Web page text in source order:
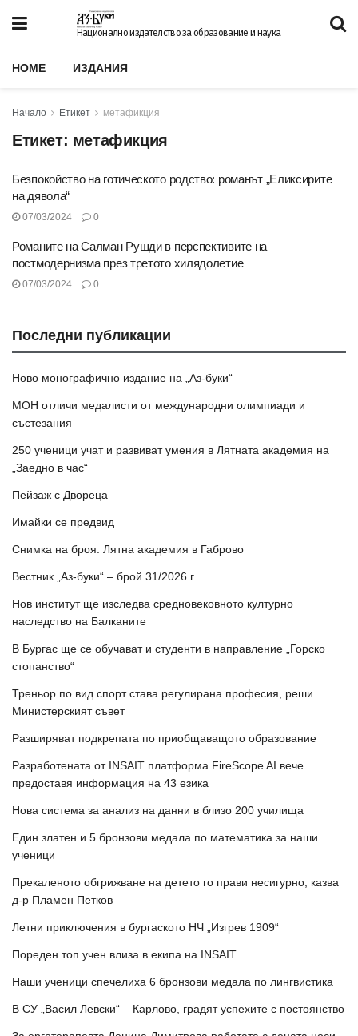
Национално издателство за образование и наука
HOME ИЗДАНИЯ
Начало Етикет метафикция
Етикет: метафикция
Безпокойство на готическото родство: романът „Еликсирите
на дявола“
07/03/2024 0
Романите на Салман Рушди в перспективите на
постмодернизма през третото хилядолетие
07/03/2024 0
Последни публикации
Ново монографично издание на „Аз-буки“
МОН отличи медалисти от международни олимпиади и
състезания
250 ученици учат и развиват умения в Лятната академия на
„Заедно в час“
Пейзаж с Двореца
Имайки се предвид
Снимка на броя: Лятна академия в Габрово
Вестник „Аз-буки“ – брой 31/2026 г.
Нов институт ще изследва средновековното културно
наследство на Балканите
В Бургас ще се обучават и студенти в направление „Горско
стопанство“
Треньор по вид спорт става регулирана професия, реши
Министерският съвет
Разширяват подкрепата по приобщаващото образование
Разработената от INSAIT платформа FireScope AI вече
предоставя информация на 43 езика
Нова система за анализ на данни в близо 200 училища
Един златен и 5 бронзови медала по математика за наши
ученици
Прекаленото обгрижване на детето го прави несигурно, казва
д-р Пламен Петков
Летни приключения в бургаското НЧ „Изгрев 1909“
Пореден топ учен влиза в екипа на INSAIT
Наши ученици спечелиха 6 бронзови медала по лингвистика
В СУ „Васил Левски“ – Карлово, градят успехите с постоянство